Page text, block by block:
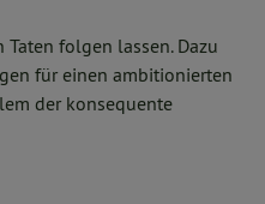
Taten folgen lassen. Dazu
für einen ambitionierten
der konsequente